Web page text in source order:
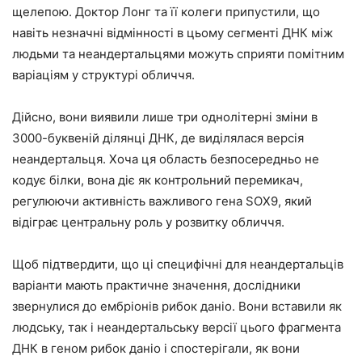
щелепою. Доктор Лонг та її колеги припустили, що
навіть незначні відмінності в цьому сегменті ДНК між
людьми та неандертальцями можуть сприяти помітним
варіаціям у структурі обличчя.
Дійсно, вони виявили лише три однолітерні зміни в
3000-буквеній ділянці ДНК, де виділялася версія
неандертальця. Хоча ця область безпосередньо не
кодує білки, вона діє як контрольний перемикач,
регулюючи активність важливого гена SOX9, який
відіграє центральну роль у розвитку обличчя.
Щоб підтвердити, що ці специфічні для неандертальців
варіанти мають практичне значення, дослідники
звернулися до ембріонів рибок даніо. Вони вставили як
людську, так і неандертальську версії цього фрагмента
ДНК в геном рибок даніо і спостерігали, як вони